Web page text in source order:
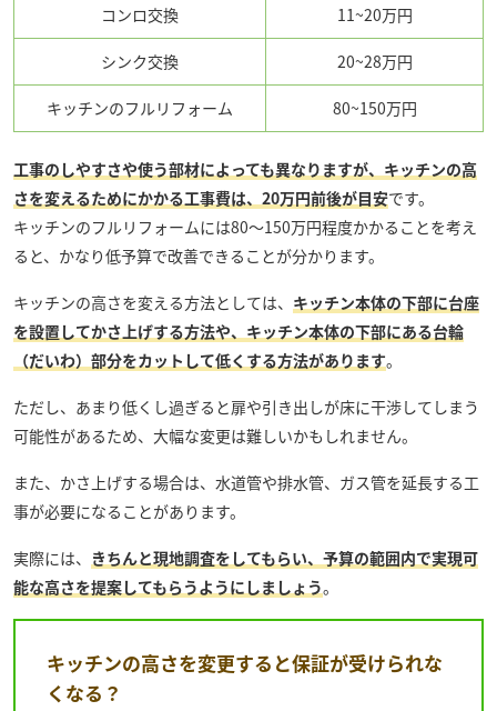
コンロ交換 11~20万円
シンク交換 20~28万円
キッチンのフルリフォーム 80~150万円
工事のしやすさや使う部材によっても異なりますが、キッチンの高
さを変えるためにかかる工事費は、20万円前後が目安です。
キッチンのフルリフォームには80〜150万円程度かかることを考え
ると、かなり低予算で改善できることが分かります。
キッチンの高さを変える方法としては、 キッチン本体の下部に台座
を設置してかさ上げする方法や、キッチン本体の下部にある台輪
（だいわ）部分をカットして低くする方法があります。
ただし、あまり低くし過ぎると扉や引き出しが床に干渉してしまう
可能性があるため、大幅な変更は難しいかもしれません。
また、かさ上げする場合は、水道管や排水管、ガス管を延長する工
事が必要になることがあります。
実際には、 きちんと現地調査をしてもらい、予算の範囲内で実現可
能な高さを提案してもらうようにしましょう。
キッチンの高さを変更すると保証が受けられな
くなる？